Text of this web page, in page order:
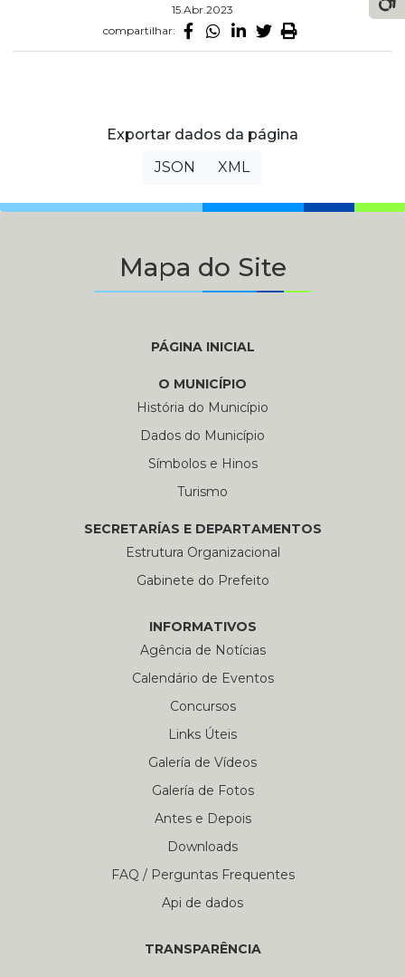
15.Abr.2023
compartilhar:
Exportar dados da página
JSON
XML
Mapa do Site
PÁGINA INICIAL
O MUNICÍPIO
História do Município
Dados do Município
Símbolos e Hinos
Turismo
SECRETARÍAS E DEPARTAMENTOS
Estrutura Organizacional
Gabinete do Prefeito
INFORMATIVOS
Agência de Notícias
Calendário de Eventos
Concursos
Links Úteis
Galería de Vídeos
Galería de Fotos
Antes e Depois
Downloads
FAQ / Perguntas Frequentes
Api de dados
TRANSPARÊNCIA